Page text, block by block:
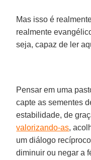
Mas isso é
realmente
seja, capaz de ler
Pensar em uma
capte as sementes
estabilidade, de
valorizando-as,
um diálogo
diminuir ou negar a